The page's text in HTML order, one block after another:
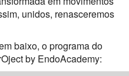
unidos, renasceremos
baixo, o programa do
by EndoAcademy: